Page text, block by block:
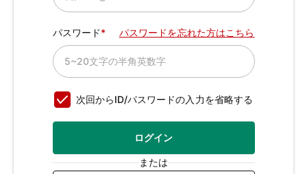
パスワード パスワードを忘れた方はこちら
次回からID/パスワードの入力を省略する
ログイン
または